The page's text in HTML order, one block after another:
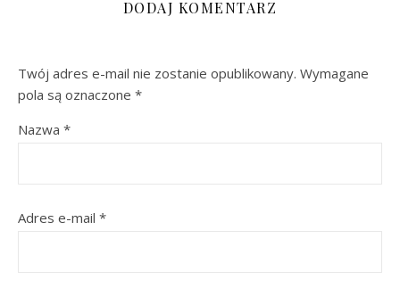
DODAJ KOMENTARZ
Twój adres e-mail nie zostanie opublikowany. Wymagane
pola są oznaczone *
Nazwa *
Adres e-mail *